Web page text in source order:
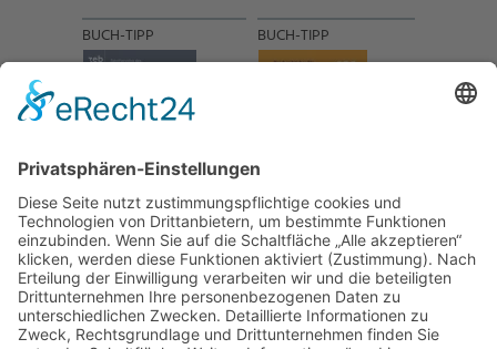
BUCH-TIPP BUCH-TIPP